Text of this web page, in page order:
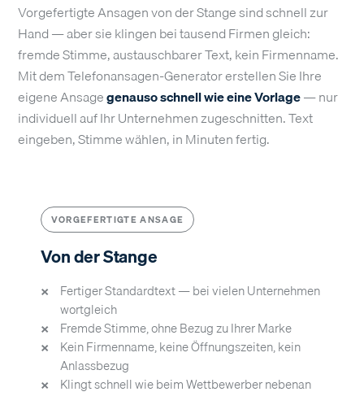
Vorgefertigte Ansagen von der Stange sind schnell zur
Hand — aber sie klingen bei tausend Firmen gleich:
fremde Stimme, austauschbarer Text, kein Firmenname.
Mit dem Telefonansagen-Generator erstellen Sie Ihre
eigene Ansagegenauso schnell wie eine Vorlage— nur
individuell auf Ihr Unternehmen zugeschnitten. Text
eingeben, Stimme wählen, in Minuten fertig.
VORGEFERTIGTE ANSAGE
Von der Stange
Fertiger Standardtext — bei vielen Unternehmen
wortgleich
Fremde Stimme, ohne Bezug zu Ihrer Marke
Kein Firmenname, keine Öffnungszeiten, kein
Anlassbezug
Klingt schnell wie beim Wettbewerber nebenan